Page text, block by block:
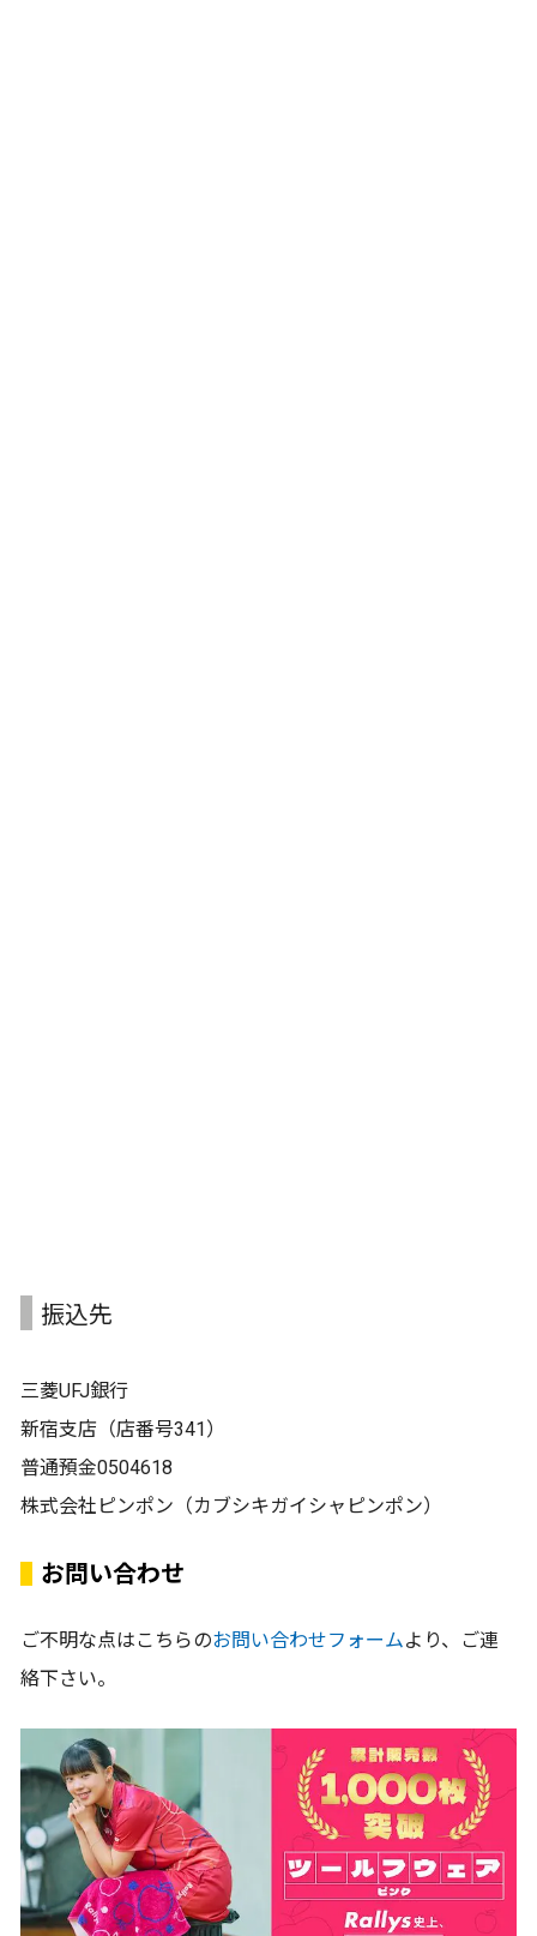
振込先
三菱UFJ銀行
新宿支店（店番号341）
普通預金0504618
株式会社ピンポン（カブシキガイシャピンポン）
お問い合わせ
ご不明な点はこちらのお問い合わせフォームより、ご連
絡下さい。